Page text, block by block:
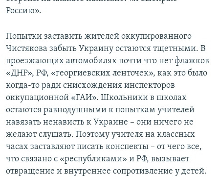
Россию».
Попытки заставить жителей оккупированного
Чистякова забыть Украину остаются тщетными. В
проезжающих автомобилях почти что нет флажков
«ДНР», РФ, «георгиевских ленточек», как это было
когда-то ради снисхождения инспекторов
оккупационной «ГАИ». Школьники в школах
остаются равнодушными к попыткам учителей
навязать ненависть к Украине – они ничего не
желают слушать. Поэтому учителя на классных
часах заставляют писать конспекты – от чего все,
что связано с «республиками» и РФ, вызывает
отвращение и внутреннее сопротивление у детей.